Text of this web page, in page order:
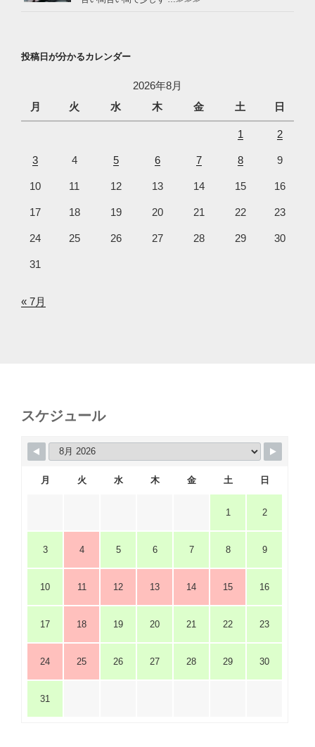
投稿日が分かるカレンダー
2026年8月
月
火 水 木 金 土 日
1 2
3 4 5 6 7 8 9
10 11 12 13 14 15 16
17 18 19 20 21 22 23
24 25 26 27 28 29 30
31
« 7月
スケジュール
月 火 水 木 金 土 日
1 2
3 4 5 6 7 8 9
10 11 12 13 14 15 16
17 18 19 20 21 22 23
24 25 26 27 28 29 30
31